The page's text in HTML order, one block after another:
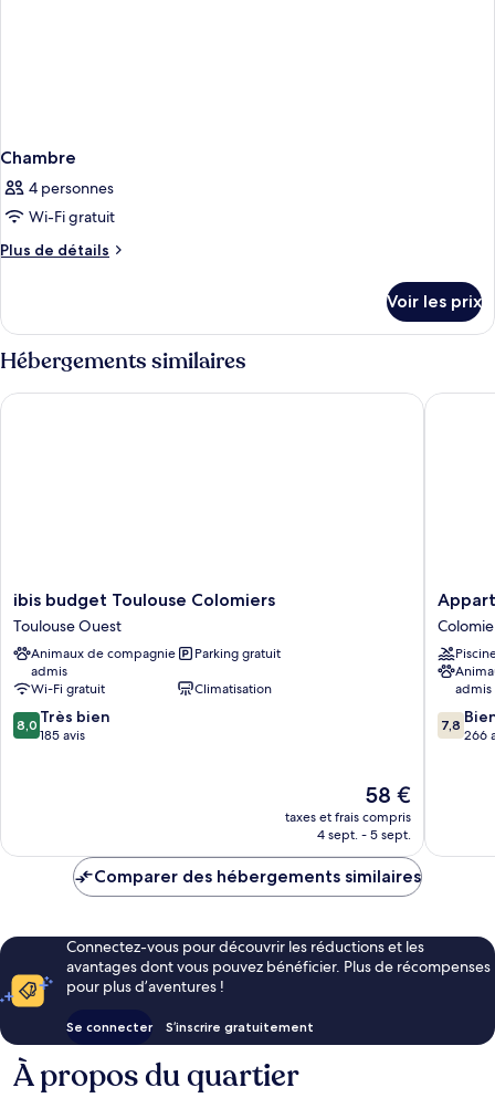
Chambre
4 personnes
Wi-Fi gratuit
Plus de détails
Plus
le
type
de
chambre
Chambre
Voir les prix
Hébergements similaires
ibis
budget
Toulouse
Colomiers
Toulouse
Ouest
ibis budget Toulouse Colomiers
Toulouse Ouest
Animaux de compagnie
admis
Parking gratuit
Wi-Fi gratuit
Climatisation
8.0
sur
8,0 Très bien
185 avis
Le
nouveau
prix
de
58 €
taxes et frais compris
4 sept. - 5 sept.
ibis budget Toulouse Colomiers
Classic
admis
7.8
sur
7,8
266
Comparer des hébergements similaires
Connectez-vous pour découvrir les réductions et les
avantages dont vous pouvez bénéficier. Plus de récompenses
pour plus d’aventures !
Se connecter S’inscrire gratuitement
À propos du quartier